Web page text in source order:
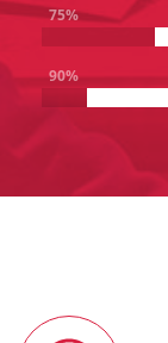
75%
90%